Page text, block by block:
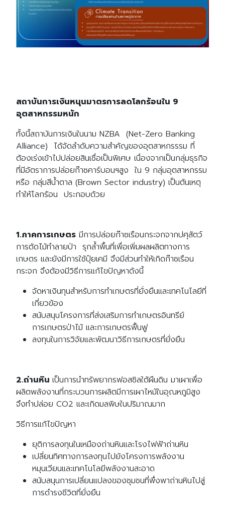
สถาบันการเงินหนุนมาตรการลดโลกร้อนใน 9
อุตสาหกรรมหนัก
ทั้งนี้สถาบันการเงินในนาม NZBA (Net-Zero Banking
Alliance) ได้จัดลำดับความสำคัญของอุตสาหกรรรม ที่
ต้องเร่งเข้าไปปล่อยสินเชื่อเป็นพิเศษ เนื่องจากเป็นกลุ่มธุรกิจ
ที่มีอัตราการปล่อยก๊าซคาร์บอนฯสูง ใน 9 กลุ่มอุตสาหกรรม
หรือ กลุ่มสีน้ำตาล (Brown Sector industry) เป็นต้นเหตุ
ทำให้โลกร้อน ประกอบด้วย
1.ภาคการเกษตร มีการปล่อยก๊าซเรือนกระจกจากปศุสัตว์
การตัดไม้ทำลายป่า รุกล้ำพื้นที่เพื่อเพิ่มผลผลิตทางการ
เกษตร และยังมีการใช้ปุ๋ยเคมี จึงมีส่วนทำให้เกิดก๊าซเรือน
กระจก จึงต้องมีวิธีการแก้ไขปัญหาดังนี้
จัดหาเงินทุนสำหรับการทำเกษตรที่ยั่งยืนและเทคโนโลยีที่
เกี่ยวข้อง
สนับสนุนโครงการที่ส่งเสริมการทำเกษตรอินทรีย์
การเกษตรป่าไม้ และการเกษตรฟื้นฟู
ลงทุนในการวิจัยและพัฒนาวิธีการเกษตรที่ยั่งยืน
2.ถ่านหิน เป็นการนำทรัพยากรฟอสซิลใต้ผืนดิน มาเผาเพื่อ
ผลิตพลังงานที่กระบวนการผลิตมีการเผาไหม้ในอุณหภูมิสูง
จึงทำปล่อย CO2 และเกิดมลพิษในปริมาณมาก
วิธีการแก้ไขปัญหา
ยุติการลงทุนในเหมืองถ่านหินและโรงไฟฟ้าถ่านหิน
เปลี่ยนทิศทางการลงทุนไปยังโครงการพลังงาน
หมุนเวียนและเทคโนโลยีพลังงานสะอาด
สนับสนุนการเปลี่ยนแปลงของชุมชนที่พึ่งพาถ่านหินไปสู่
การดำรงชีวิตที่ยั่งยืน